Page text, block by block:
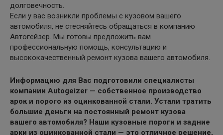
долговечность.
Если у вас возникли проблемы с кузовом вашего
автомобиля, не стесняйтесь обращаться в компанию
Автогейзер. Мы готовы предложить вам
профессиональную помощь, консультацию и
высококачественный ремонт кузова вашего автомобиля.
Информацию для Вас подготовили специалисты
компании Autogeizer — собственное производство
арок и порого из оцинкованной стали. Устали тратить
большие деньги на постоянный ремонт кузова
вашего автомобиля? Наши кузовные пороги и задние
арки из оцинкованной стали — это отличное решение,